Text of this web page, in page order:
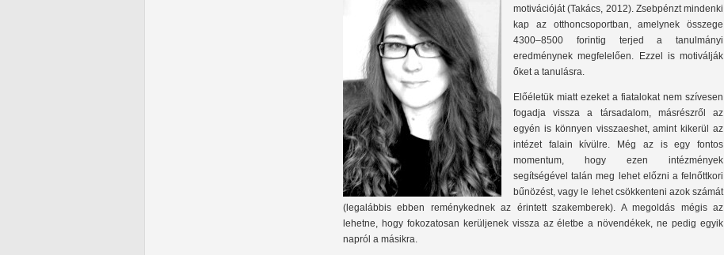
motivációját (Takács, 2012). Zsebpénzt mindenki
kap az otthoncsoportban, amelynek összege
4300–8500 forintig terjed a tanulmányi
eredménynek megfelelően. Ezzel is motiválják
őket a tanulásra.
Előéletük miatt ezeket a fiatalokat nem szívesen
fogadja vissza a társadalom, másrészről az
egyén is könnyen visszaeshet, amint kikerül az
intézet falain kívülre. Még az is egy fontos
momentum, hogy ezen intézmények
segítségével talán meg lehet előzni a felnőttkori
bűnözést, vagy le lehet csökkenteni azok számát
(legalábbis ebben reménykednek az érintett szakemberek). A megoldás mégis az
lehetne, hogy fokozatosan kerüljenek vissza az életbe a növendékek, ne pedig egyik
napról a másikra.